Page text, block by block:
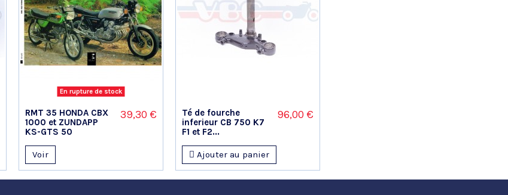
En rupture de stock
RMT 35 HONDA CBX
1000 et ZUNDAPP
KS-GTS 50
39,30 €
Voir
Té de fourche
inferieur CB 750 K7
F1 et F2...
96,00 €
Ajouter au panier